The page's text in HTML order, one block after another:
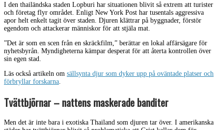
I den thailändska staden Lopburi har situationen blivit så extrem att turister
och företag flyr området. Enligt New York Post har tusentals aggressiva
apor helt enkelt tagit över staden. Djuren klättrar på byggnader, förstör
egendom och attackerar människor för att stjäla mat.
”Det är som en scen från en skräckfilm,” berättar en lokal affärsägare för
nyhetsbyrån. Myndigheterna kämpar desperat för att återta kontrollen över
sin egen stad.
Läs också artikeln om sällsynta djur som dyker upp på oväntade platser och
förbryllar forskarna
Tvättbjörnar – nattens maskerade banditer
Men det är inte bara i exotiska Thailand som djuren tar över. I amerikanska